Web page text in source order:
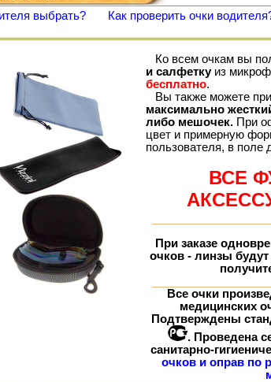
выбрать? Как проверить очки
Ко всем очкам вы
и салфеткуиз
бесплатно.
Вы также можете
максимально
либо мешочек. При
цвет и примерную
пользователя, в поле
ВСЕ
При заказе
очков - линзы
Все очки
медицинских
Подтверждены
. Проведена
санитарно-
очков и оправ по